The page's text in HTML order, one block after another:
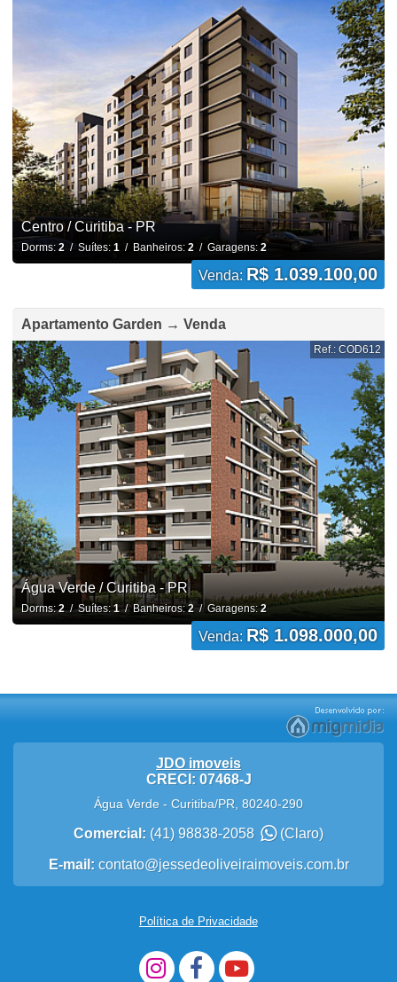
Centro / Curitiba - PR
Dorms: 2/ Suítes: 1/ Banheiros: 2/ Garagens: 2
Venda: R$ 1.039.100,00
Apartamento Garden → Venda
Ref.: COD612
Água Verde / Curitiba - PR
Dorms:2/ Suítes:1/ Banheiros:2/ Garagens:2
Venda: R$ 1.098.000,00
JDO imoveis
CRECI: 07468-J
Água Verde - Curitiba/PR 80240-290
Comercial: (41) 98838-2058 (Claro)
E-mail: contato@jessedeoliveiraimoveis.com.br
Política de Privacidade